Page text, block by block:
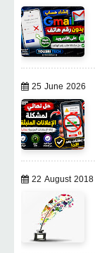
25 June 2026
22 August 2018